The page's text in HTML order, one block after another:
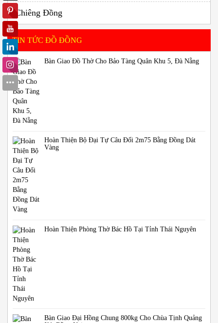
Chiêng Đồng
TIN TỨC ĐỒ ĐỒNG
Bàn Giao Đồ Thờ Cho Bảo Tàng Quân Khu 5, Đà Nẵng
Hoàn Thiện Bộ Đại Tự Câu Đối 2m75 Bằng Đồng Dát
Vàng
Hoàn Thiện Phòng Thờ Bác Hồ Tại Tỉnh Thái Nguyên
Bàn Giao Đại Hồng Chung 800kg Cho Chùa Tịnh Quảng